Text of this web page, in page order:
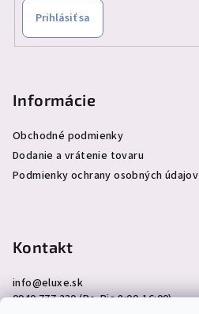
Prihlásiť sa
Informácie
Obchodné podmienky
Dodanie a vrátenie tovaru
Podmienky ochrany osobných údajov
Kontakt
info@eluxe.sk
0940 777 230 (Po-Pia 8:00-16:00)